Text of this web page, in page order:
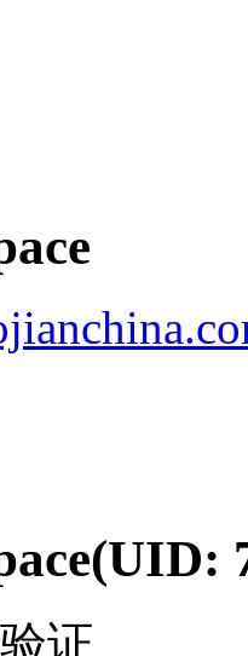
(UID:
证